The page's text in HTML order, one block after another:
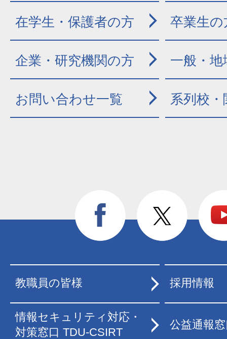
在学生・保護者の方 卒業生の
企業・研究機関の方 一般・地
お問い合わせ一覧 系列校
教職員の皆様 採用情報
情報セキュリティ対応・
対策窓口 TDU-CSIRT
公益通報